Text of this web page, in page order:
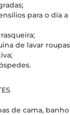
para o dia a
de lavar
de cama,